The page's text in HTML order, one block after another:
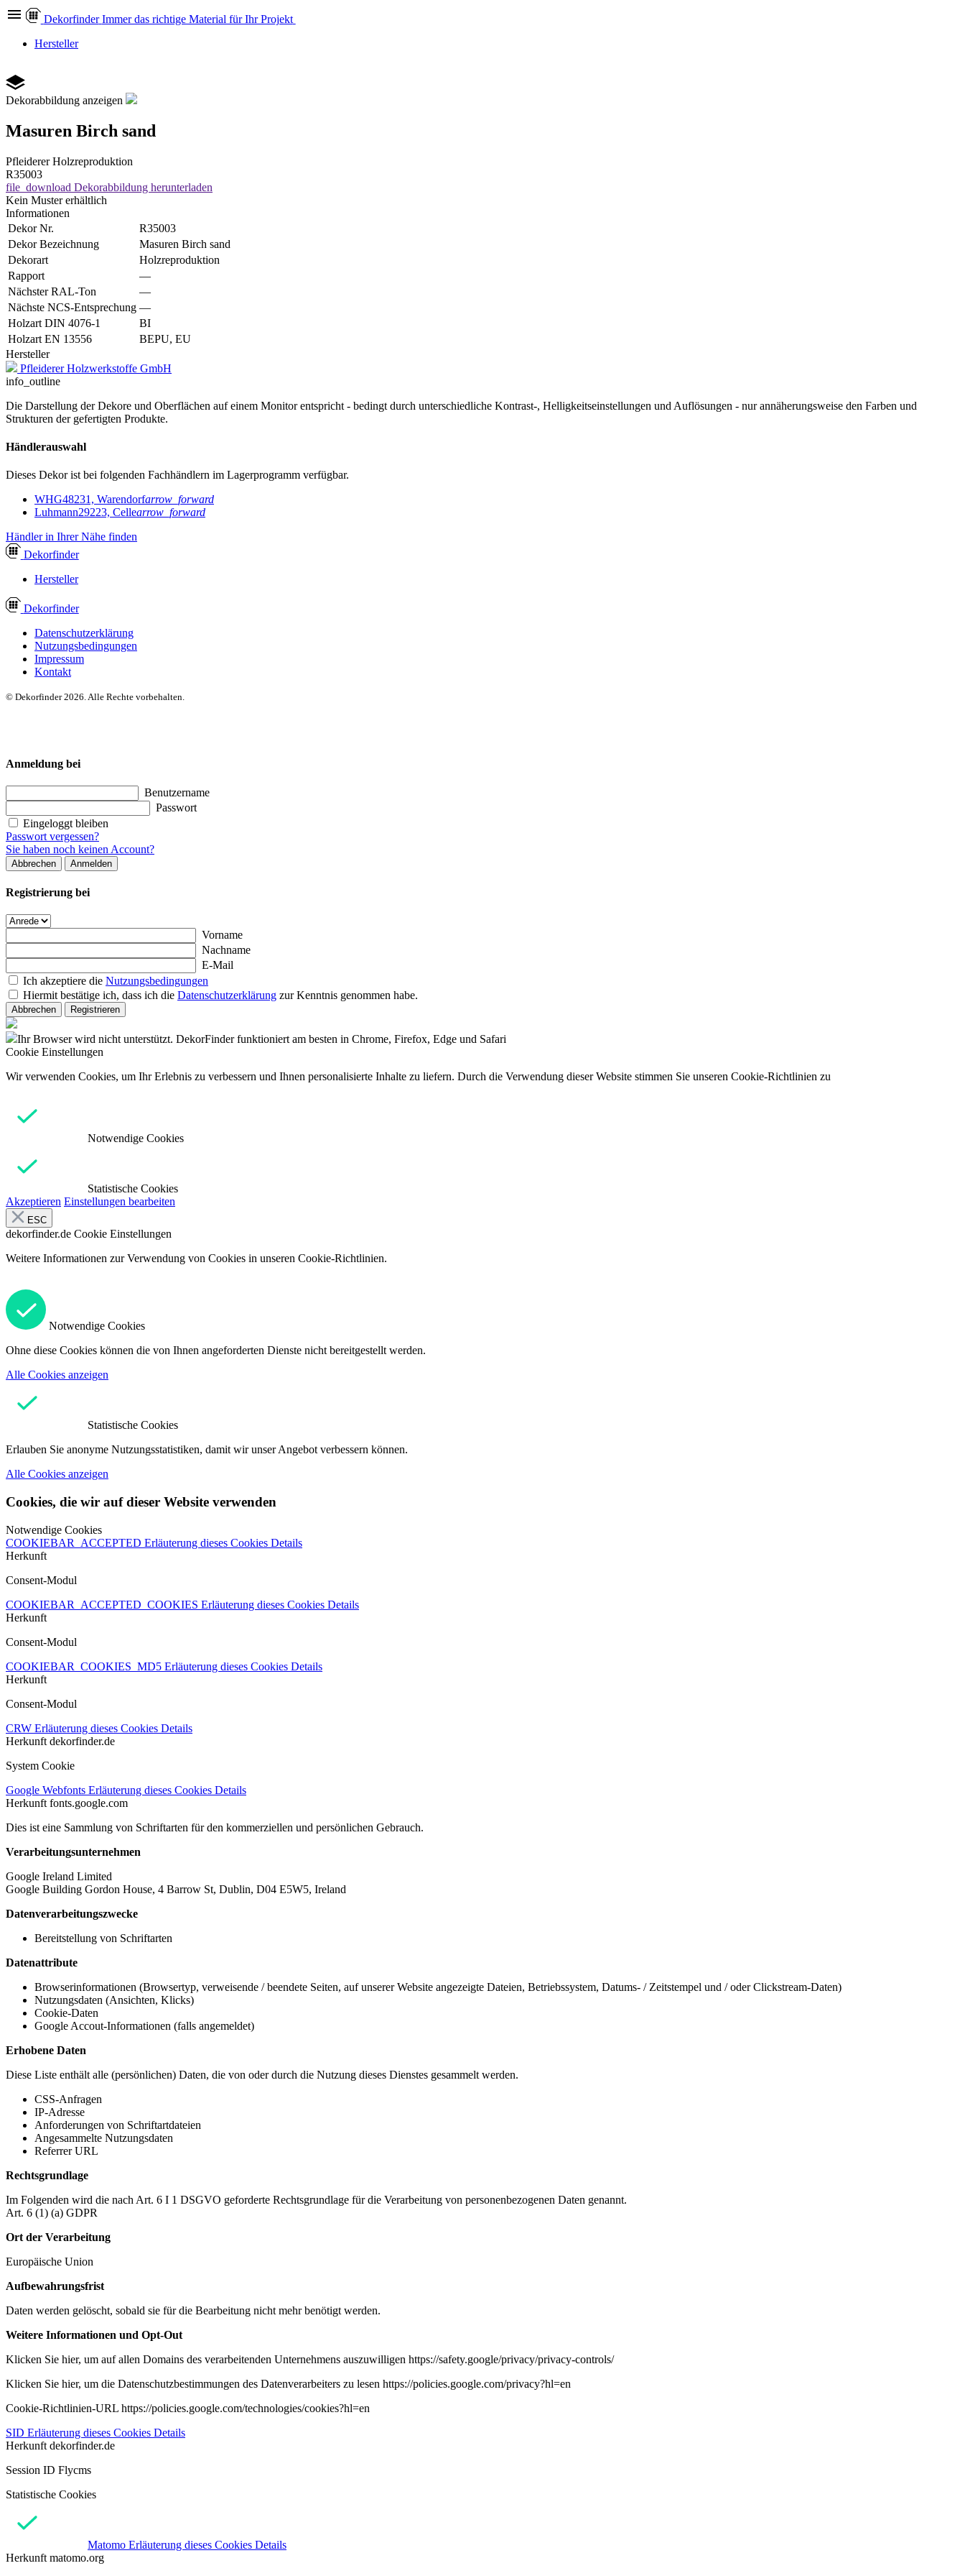
Dekorfinder Immer das richtige Material für Ihr Projekt
Hersteller
Dekorabbildung anzeigen
Masuren Birch sand
Pfleiderer Holzreproduktion
R35003
file_download Dekorabbildung herunterladen
Kein Muster erhältlich
Informationen
Dekor Nr.
R35003
Dekor Bezeichnung
Masuren Birch sand
Dekorart
Holzreproduktion
Rapport
—
Nächster RAL-Ton
—
Nächste NCS-Entsprechung —
Holzart DIN 4076-1
BI
Holzart EN 13556
BEPU, EU
Hersteller
Pfleiderer Holzwerkstoffe GmbH
info_outline
Die Darstellung der Dekore und Oberflächen auf einem Monitor entspricht - bedingt durch unterschiedliche Kontrast-, Helligkeitseinstellungen und Auflösungen - nur annäherungsweise den Farben und
Strukturen der gefertigten Produkte.
Händlerauswahl
Dieses Dekor ist bei folgenden Fachhändlern im Lagerprogramm verfügbar.
WHG48231, Warendorfarrow_forward
Luhmann29223, Cellearrow_forward
Händler in Ihrer Nähe finden
Dekorfinder
Hersteller
Dekorfinder
Datenschutzerklärung
Nutzungsbedingungen
Impressum
Kontakt
© Dekorfinder 2026. Alle Rechte vorbehalten.
Anmeldung bei
Benutzername
Passwort
Eingeloggt bleiben
Passwort vergessen?
Sie haben noch keinen Account?
Abbrechen Anmelden
Registrierung bei
Vorname
Nachname
E-Mail
Ich akzeptiere die Nutzungsbedingungen
Hiermit bestätige ich, dass ich die Datenschutzerklärung zur Kenntnis genommen habe.
Abbrechen Registrieren
Ihr Browser wird nicht unterstützt. DekorFinder funktioniert am besten in Chrome, Firefox, Edge und Safari
Cookie Einstellungen
Wir verwenden Cookies, um Ihr Erlebnis zu verbessern und Ihnen personalisierte Inhalte zu liefern. Durch die Verwendung dieser Website stimmen Sie unseren Cookie-Richtlinien zu
Notwendige Cookies
Statistische Cookies
Akzeptieren Einstellungen bearbeiten
ESC
dekorfinder.de Cookie Einstellungen
Weitere Informationen zur Verwendung von Cookies in unseren Cookie-Richtlinien.
Notwendige Cookies
Ohne diese Cookies können die von Ihnen angeforderten Dienste nicht bereitgestellt werden.
Alle Cookies anzeigen
Statistische Cookies
Erlauben Sie anonyme Nutzungsstatistiken, damit wir unser Angebot verbessern können.
Alle Cookies anzeigen
Cookies, die wir auf dieser Website verwenden
Notwendige Cookies
COOKIEBAR_ACCEPTED Erläuterung dieses Cookies Details
Herkunft
Consent-Modul
COOKIEBAR_ACCEPTED_COOKIES Erläuterung dieses Cookies Details
Herkunft
Consent-Modul
COOKIEBAR_COOKIES_MD5 Erläuterung dieses Cookies Details
Herkunft
Consent-Modul
CRW Erläuterung dieses Cookies Details
Herkunft dekorfinder.de
System Cookie
Google Webfonts Erläuterung dieses Cookies Details
Herkunft fonts.google.com
Dies ist eine Sammlung von Schriftarten für den kommerziellen und persönlichen Gebrauch.
Verarbeitungsunternehmen
Google Ireland Limited
Google Building Gordon House, 4 Barrow St, Dublin, D04 E5W5, Ireland
Datenverarbeitungszwecke
Bereitstellung von Schriftarten
Datenattribute
Browserinformationen (Browsertyp, verweisende / beendete Seiten, auf unserer Website angezeigte Dateien, Betriebssystem, Datums- / Zeitstempel und / oder Clickstream-Daten)
Nutzungsdaten (Ansichten, Klicks)
Cookie-Daten
Google Accout-Informationen (falls angemeldet)
Erhobene Daten
Diese Liste enthält alle (persönlichen) Daten, die von oder durch die Nutzung dieses Dienstes gesammelt werden.
CSS-Anfragen
IP-Adresse
Anforderungen von Schriftartdateien
Angesammelte Nutzungsdaten
Referrer URL
Rechtsgrundlage
Im Folgenden wird die nach Art. 6 I 1 DSGVO geforderte Rechtsgrundlage für die Verarbeitung von personenbezogenen Daten genannt.
Art. 6 (1) (a) GDPR
Ort der Verarbeitung
Europäische Union
Aufbewahrungsfrist
Daten werden gelöscht, sobald sie für die Bearbeitung nicht mehr benötigt werden.
Weitere Informationen und Opt-Out
Klicken Sie hier, um auf allen Domains des verarbeitenden Unternehmens auszuwilligen https://safety.google/privacy/privacy-controls/
Klicken Sie hier, um die Datenschutzbestimmungen des Datenverarbeiters zu lesen https://policies.google.com/privacy?hl=en
Cookie-Richtlinien-URL https://policies.google.com/technologies/cookies?hl=en
SID Erläuterung dieses Cookies Details
Herkunft dekorfinder.de
Session ID Flycms
Statistische Cookies
Matomo Erläuterung dieses Cookies Details
Herkunft matomo.org